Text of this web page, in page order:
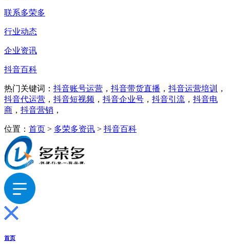
联系多荣多
行业动态
企业资讯
抖音百科
热门关键词： 抖音账号运营 ， 抖音带货直播 ， 抖音运营培训
，
抖音代运营 ， 抖音短视频 ， 抖音企业号 ， 抖音引流 ， 抖音电
商 ， 抖音营销 ，
位置： 首页 > 多荣多资讯 > 抖音百科
首页